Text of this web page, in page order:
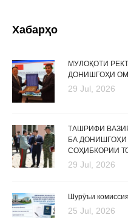
Хабарҳо
МУЛОҚОТИ
ДОНИШГОҲИ
29 Jul, 2026
ТАШРИФИ
БА
СОҲИБКОРИИ
29 Jul, 2026
Шурӯъи
25 Jul, 2026